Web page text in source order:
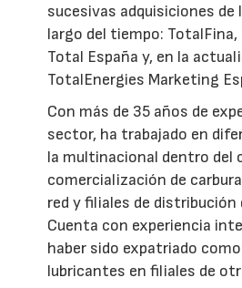
sucesivas adquisiciones de
largo del tiempo:
Total España y, en la
TotalEnergies Marketing
Con más de 35 años de
sector, ha trabajado en
la multinacional dentro del
comercialización de
red y filiales de distribución
Cuenta con experiencia
haber sido expatriado
lubricantes en filiales de